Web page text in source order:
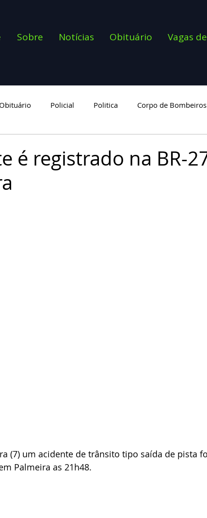
Sobre Notícias Obituário Vagas
Obituário Policial Politica Corpo de Bombeiros
é registrado na BR-
(7) um acidente de trânsito tipo saída de pista
Palmeira as 21h48.